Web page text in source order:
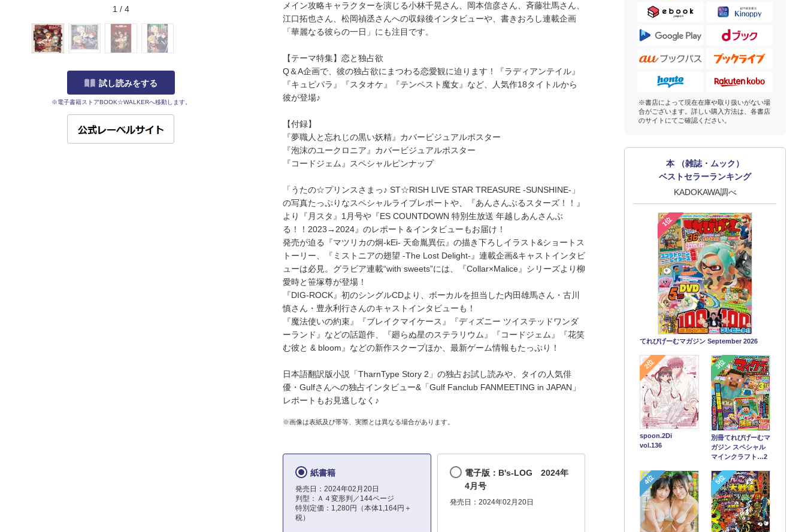
1 / 4
試し読みをする
※電子書籍ストアBOOK☆WALKERへ移動します。
メイン攻略キャラクターを演じる小林千晃さん、岡本信彦さん、斉藤壮馬さん、
江口拓也さん、松岡禎丞さんへの収録後インタビューや、書きおろし連載企画
「華麗なる彼らの一日」にも注目です。
【テーマ特集】恋と独占欲
Q＆A企画で、彼の独占欲にまつわる恋愛観に迫ります！『ラディアンテイル』
『キュピパラ』『スタオケ』『テンペスト魔女』など、人気作18タイトルから
彼が登場♪
【付録】
『夢職人と忘れじの黒い妖精』カバービジュアルポスター
『泡沫のユークロニア』カバービジュアルポスター
『コードジェム』スペシャルピンナップ
「うたの☆プリンスさまっ♪ ST☆RISH LIVE STAR TREASURE -SUNSHINE-」
の写真たっぷりなスペシャルライブレポートや、『あんさんぶるスターズ！！』
より『月スタ』1月号や『ES COUNTDOWN 特別生放送 年越しあんさんぶ
る！！2023→2024』のレポート＆インタビューもお届け！
発売が迫る『マツリカの炯-kEi- 天命胤異伝』の描き下ろしイラスト&ショートス
トーリー、『ミストニアの翅望 -The Lost Delight-』連載企画&キャストインタビ
ューは必見。グラビア連載“with sweets”には、『Collar×Malice』シリーズより柳
愛時と笹塚尊が登場！
『DIG-ROCK』初のシングルCDより、ボーカルを担当した内田雄馬さん・古川
慎さん・豊永利行さんのキャストインタビューも！
『魔法使いの約束』『ブレイクマイケース』『ディズニー ツイステッドワンダ
ーランド』などの話題作、『廻らぬ星のステラリウム』『コードジェム』『花笑
む彼と & bloom』などの新作スクープほか、最新ゲーム情報もたっぷり！
日本語翻訳版小説「TharnType Story 2」の独占お試し読みや、タイの人気俳
優・Gulfさんへの独占インタビュー&「Gulf Fanclub FANMEETING in JAPAN」
レポートもお見逃しなく♪
※画像は表紙及び帯等、実際とは異なる場合があります。
紙書籍
発売日：2024年02月20日
判型：Ａ４変形判／144ページ
特別定価：1,280円（本体1,164円＋
税）
電子版：B's-LOG 2024年
4月号
発売日：2024年02月20日
※書店によって現在在庫や取り扱いがない場
合がございます。詳しい購入方法は、各書店
のサイトにてご確認ください。
本 （雑誌・ムック）
ベストセラーランキング
KADOKAWA調べ
1位
てれびげーむマガジン September 2026
2位
spoon.2Di
vol.136
3位
別冊てれびげーむマ
ガジン スペシャル
マインクラフト…2
4位 5位